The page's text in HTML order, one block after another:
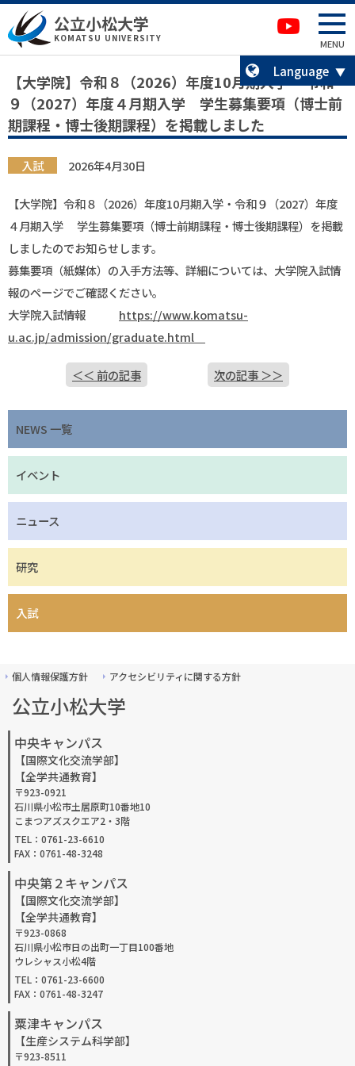
本文へ移動 サイトマップへ移動
公立小松大学
KOMATSU UNIVERSITY MENU
卒業生の方へ
Language
【大学院】令和８（2026）年度10月期入学 ・令和
９（2027）年度４月期入学 学生募集要項（博士前
期課程・博士後期課程）を掲載しました
入試 2026年4月30日
【大学院】令和８（2026）年度10月期入学・令和９（2027）年度
４月期入学 学生募集要項（博士前期課程・博士後期課程）を掲載
しましたのでお知らせします。
募集要項（紙媒体）の入手方法等、詳細については、大学院入試情
報のページでご確認ください。
大学院入試情報 https://www.komatsu-
u.ac.jp/admission/graduate.html
＜＜ 前の記事 次の記事 ＞＞
NEWS 一覧
イベント
ニュース
研究
入試
個人情報保護方針 アクセシビリティに関する方針
公立小松大学
中央キャンパス
【国際文化交流学部】
【全学共通教育】
〒923-0921
石川県小松市土居原町10番地10
こまつアズスクエア2・3階
TEL：0761-23-6610
FAX：0761-48-3248
中央第２キャンパス
【国際文化交流学部】
【全学共通教育】
〒923-0868
石川県小松市日の出町一丁目100番地
ウレシャス小松4階
TEL：0761-23-6600
FAX：0761-48-3247
粟津キャンパス
【生産システム科学部】
〒923-8511